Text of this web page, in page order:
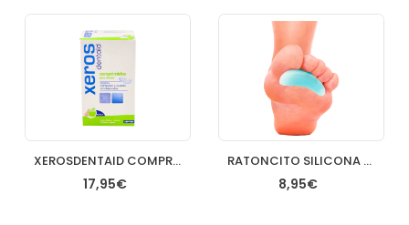
Añadir
XEROSDENTAID COMPRIMIDOS 90 COMP
17,95€
RATONCITO SILICONA CON ANILLO DEDOS MARTILLO COMFORSIL T PEQ 2 U (DCHO E IZQ)
8,95€